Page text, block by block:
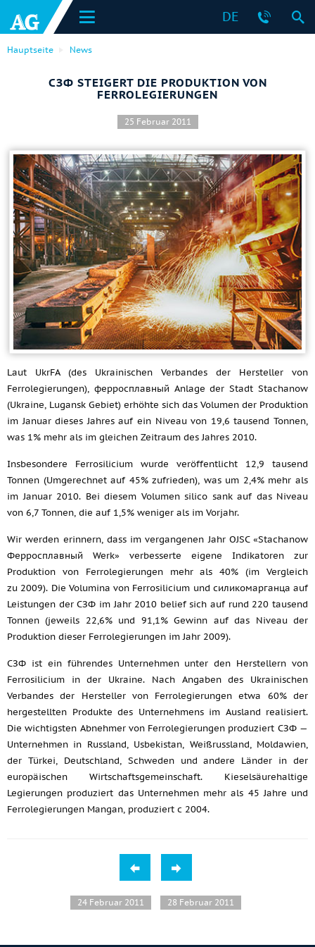
DE
Hauptseite News
СЗФ STEIGERT DIE PRODUKTION VON
FERROLEGIERUNGEN
25 Februar 2011
Laut UkrFA (des Ukrainischen Verbandes der Hersteller von
Ferrolegierungen), ферросплавный Anlage der Stadt Stachanow
(Ukraine, Lugansk Gebiet) erhöhte sich das Volumen der Produktion
im Januar dieses Jahres auf ein Niveau von 19,6 tausend Tonnen,
was 1% mehr als im gleichen Zeitraum des Jahres 2010.
Insbesondere Ferrosilicium wurde veröffentlicht 12,9 tausend
Tonnen (Umgerechnet auf 45% zufrieden), was um 2,4% mehr als
im Januar 2010. Bei diesem Volumen silico sank auf das Niveau
von 6,7 Tonnen, die auf 1,5% weniger als im Vorjahr.
Wir werden erinnern, dass im vergangenen Jahr OJSC «Stachanow
Ферросплавный Werk» verbesserte eigene Indikatoren zur
Produktion von Ferrolegierungen mehr als 40% (im Vergleich
zu 2009). Die Volumina von Ferrosilicium und силикомарганца auf
Leistungen der СЗФ im Jahr 2010 belief sich auf rund 220 tausend
Tonnen (jeweils 22,6% und 91,1% Gewinn auf das Niveau der
Produktion dieser Ferrolegierungen im Jahr 2009).
СЗФ ist ein führendes Unternehmen unter den Herstellern von
Ferrosilicium in der Ukraine. Nach Angaben des Ukrainischen
Verbandes der Hersteller von Ferrolegierungen etwa 60% der
hergestellten Produkte des Unternehmens im Ausland realisiert.
Die wichtigsten Abnehmer von Ferrolegierungen produziert СЗФ —
Unternehmen in Russland, Usbekistan, Weißrussland, Moldawien,
der Türkei, Deutschland, Schweden und andere Länder in der
europäischen Wirtschaftsgemeinschaft. Kieselsäurehaltige
Legierungen produziert das Unternehmen mehr als 45 Jahre und
Ferrolegierungen Mangan, produziert c 2004.
24 Februar 2011 28 Februar 2011